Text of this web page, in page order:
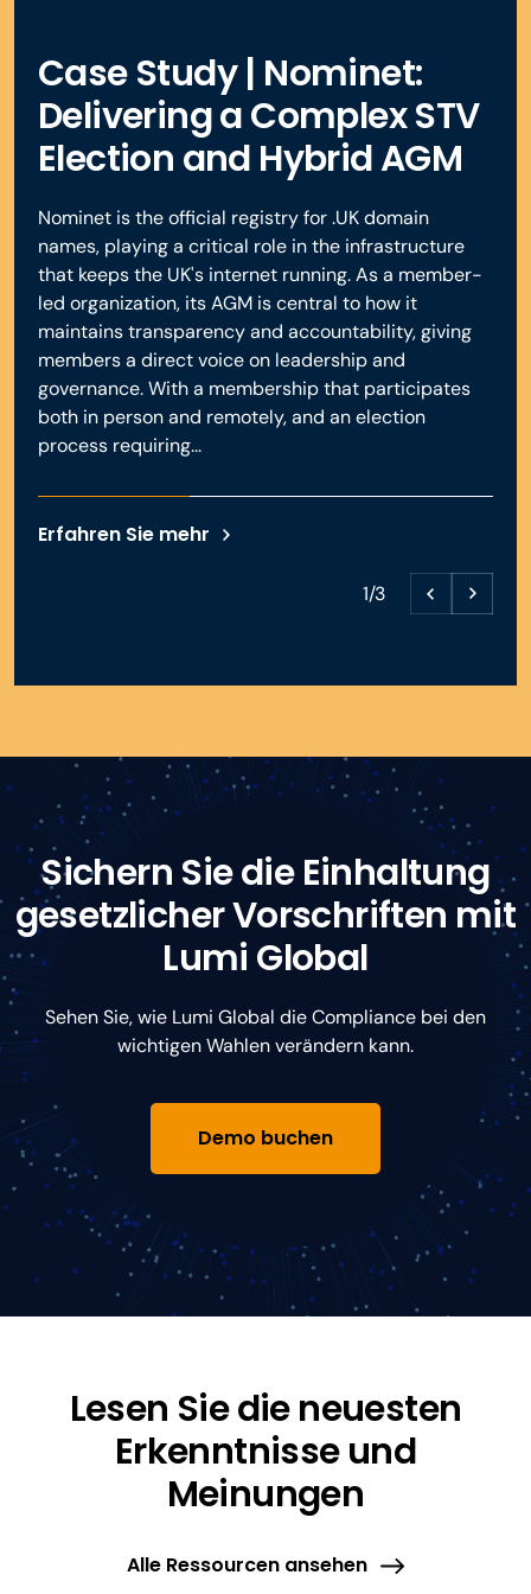
Case Study | Nominet:
Delivering a Complex STV
Election and Hybrid AGM
Nominet is the official registry for .UK domain
names, playing a critical role in the infrastructure
that keeps the UK's internet running. As a member-
led organization, its AGM is central to how it
maintains transparency and accountability, giving
members a direct voice on leadership and
governance. With a membership that participates
both in person and remotely, and an election
process requiring...
Erfahren Sie mehr
1/3
Sichern Sie die Einhaltung
gesetzlicher Vorschriften mit
Lumi Global
Sehen Sie, wie Lumi Global die Compliance bei den
wichtigen Wahlen verändern kann.
Demo buchen
Lesen Sie die neuesten
Erkenntnisse und
Meinungen
Alle Ressourcen ansehen